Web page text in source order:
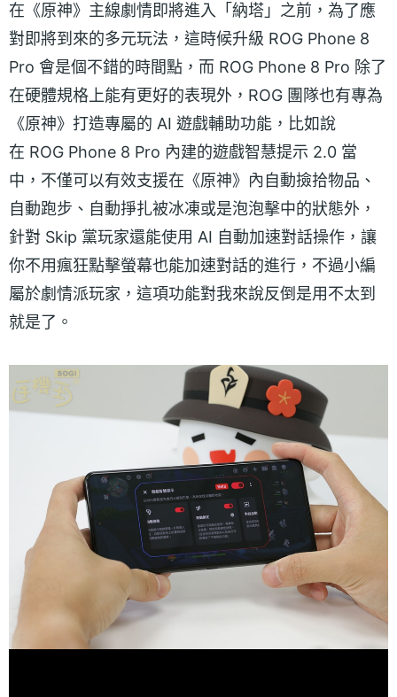
在《原神》主線劇情即將進入「納塔」之前，為了應
對即將到來的多元玩法，這時候升級 ROG Phone 8
Pro 會是個不錯的時間點，而 ROG Phone 8 Pro 除了
在硬體規格上能有更好的表現外，ROG 團隊也有專為
《原神》打造專屬的 AI 遊戲輔助功能，比如說
在 ROG Phone 8 Pro 內建的遊戲智慧提示 2.0 當
中，不僅可以有效支援在《原神》內自動撿拾物品、
自動跑步、自動掙扎被冰凍或是泡泡擊中的狀態外，
針對 Skip 黨玩家還能使用 AI 自動加速對話操作，讓
你不用瘋狂點擊螢幕也能加速對話的進行，不過小編
屬於劇情派玩家，這項功能對我來說反倒是用不太到
就是了。